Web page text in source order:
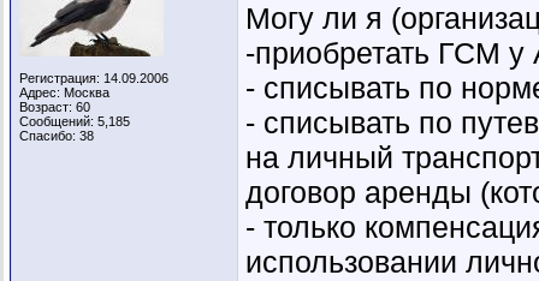
Регистрация: 14.09.2006
Адрес: Москва
Возраст: 60
Сообщений: 5,185
Спасибо: 38
Могу ли я
-приобретать ГСМ
- списывать по
- списывать по
на личный
договор аренды
- только
использовании